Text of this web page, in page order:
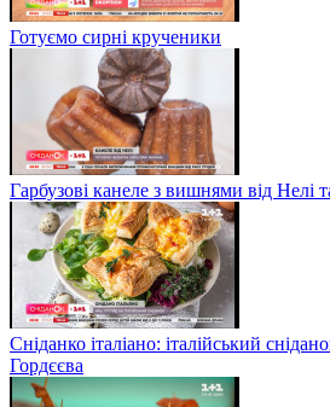
Готуємо сирні крученики
Гарбузові канеле з вишнями від Нелі
Сніданко італіано: італійський
Гордєєва